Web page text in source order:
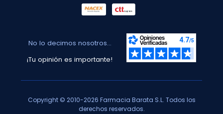
No lo decimos nosotros...
¡Tu opinión es importante!
Copyright © 2010-2026 Farmacia Barata S.L. Todos los
derechos reservados.